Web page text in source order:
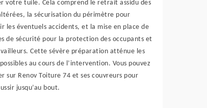
votre tuile. Cela comprend le retrait assidu des
la sécurisation du périmètre pour
les éventuels accidents, et la mise en place de
de sécurité pour la protection des occupants et
Cette sévère préparation atténue les
au cours de l’intervention. Vous pouvez
sur Renov Toiture 74 et ses couvreurs pour
jusqu’au bout.